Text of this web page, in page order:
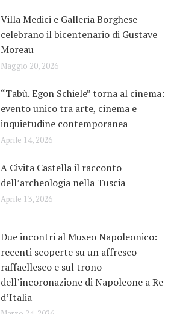
Villa Medici e Galleria Borghese
celebrano il bicentenario di Gustave
Moreau
Maggio 20, 2026
“Tabù. Egon Schiele” torna al cinema:
evento unico tra arte, cinema e
inquietudine contemporanea
Aprile 14, 2026
A Civita Castella il racconto
dell’archeologia nella Tuscia
Aprile 13, 2026
Due incontri al Museo Napoleonico:
recenti scoperte su un affresco
raffaellesco e sul trono
dell’incoronazione di Napoleone a Re
d’Italia